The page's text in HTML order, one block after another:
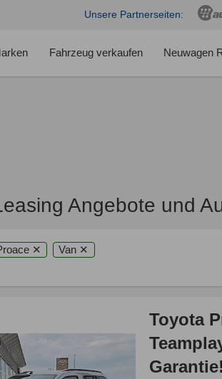
Unsere Partnerseiten:
Fahrzeug verkaufen Neuwagen
Angebote und
✕ Van ✕
Toyota